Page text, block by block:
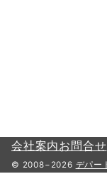
会社案内お問合せ
© 2008−2026 デパー